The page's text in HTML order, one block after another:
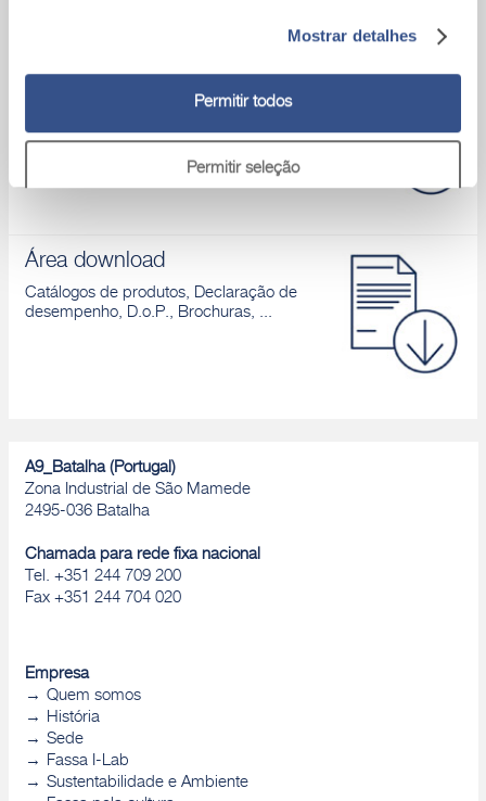
Mostrar detalhes
Permitir todos
Permitir seleção
Assistência Técnica
Para qualquer problema, por favor,
Área download
Catálogos de produtos, Declaração de
desempenho, D.o.P., Brochuras, ...
A9_Batalha (Portugal)
Zona Industrial de São Mamede
2495-036 Batalha
Chamada para rede fixa nacional
Tel. +351 244 709 200
Fax +351 244 704 020
Empresa
Quem somos
História
Sede
Fassa I-Lab
Sustentabilidade e Ambiente